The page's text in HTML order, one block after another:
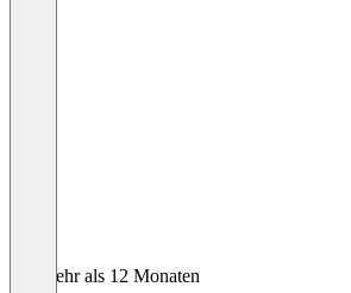
Vor mehr als 12 Monaten